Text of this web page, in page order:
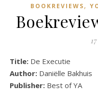
BOOKREVIEWS,
Title: De Executie
Author: Daniëlle Bakhuis
Publisher: Best of YA